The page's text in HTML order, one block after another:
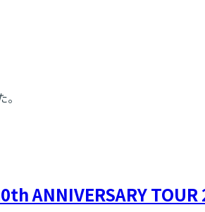
ANNIVERSARY